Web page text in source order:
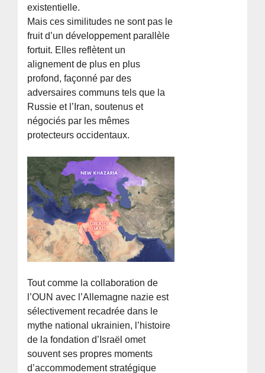
existentielle.
Mais ces similitudes ne sont pas le
fruit d’un développement parallèle
fortuit. Elles reflètent un
alignement de plus en plus
profond, façonné par des
adversaires communs tels que la
Russie et l’Iran, soutenus et
négociés par les mêmes
protecteurs occidentaux.
Tout comme la collaboration de
l’OUN avec l’Allemagne nazie est
sélectivement recadrée dans le
mythe national ukrainien, l’histoire
de la fondation d’Israël omet
souvent ses propres moments
d’accommodement stratégique